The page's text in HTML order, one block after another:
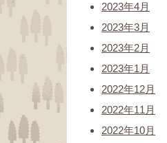
2023年4月
2023年3月
2023年2月
2023年1月
2022年12月
2022年11月
2022年10月